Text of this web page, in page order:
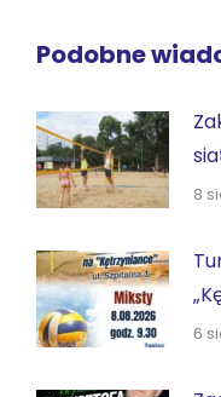
Podobne
8
6